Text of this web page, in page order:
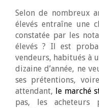
Selon de nombreux
élevés entraîne une
constatée par les
élevés ? Il est
vendeurs, habitués à
dizaine d’année, ne
ses prétentions,
attendant, le marché
pas, les acheteurs